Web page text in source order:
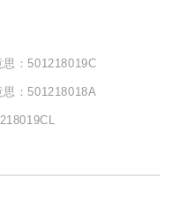
：501218019C
：501218018A